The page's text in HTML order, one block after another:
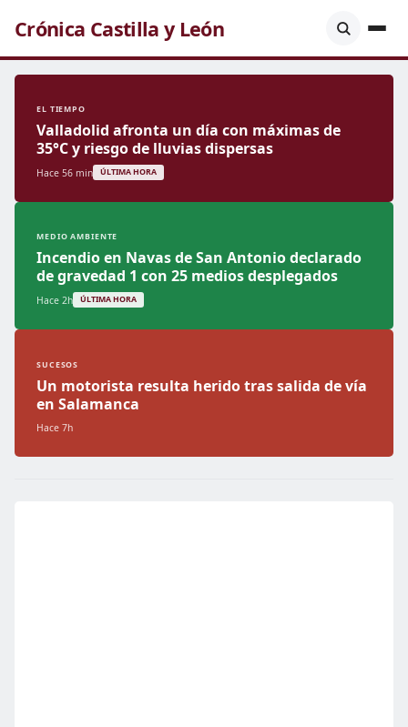
Crónica Castilla y León
EL TIEMPO
Valladolid afronta un día con máximas de
35°C y riesgo de lluvias dispersas
Hace 56 min ÚLTIMA HORA
MEDIO AMBIENTE
Incendio en Navas de San Antonio declarado
de gravedad 1 con 25 medios desplegados
Hace 2h ÚLTIMA HORA
SUCESOS
Un motorista resulta herido tras salida de vía
en Salamanca
Hace 7h